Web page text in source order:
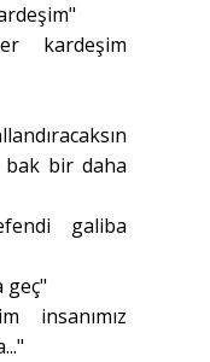
kardeşim
bak bir daha
galiba
geç"
insanımız